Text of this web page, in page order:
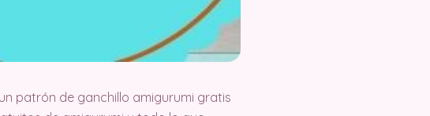
patrón de ganchillo amigurumi gratis